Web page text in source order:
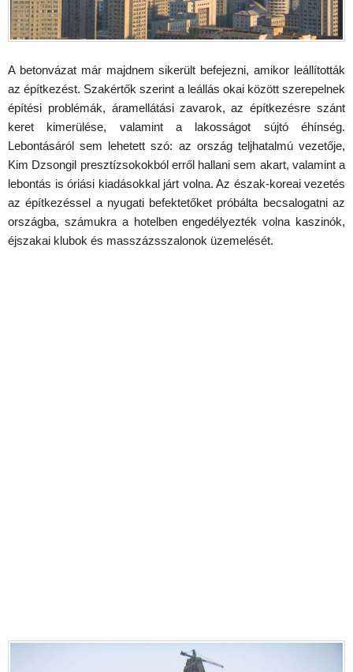
A betonvázat már majdnem sikerült befejezni, amikor leállították
az építkezést. Szakértők szerint a leállás okai között szerepelnek
építési problémák, áramellátási zavarok, az építkezésre szánt
keret kimerülése, valamint a lakosságot sújtó éhínség.
Lebontásáról sem lehetett szó: az ország teljhatalmú vezetője,
Kim Dzsongil presztízsokokból erről hallani sem akart, valamint a
lebontás is óriási kiadásokkal járt volna. Az észak-koreai vezetés
az építkezéssel a nyugati befektetőket próbálta becsalogatni az
országba, számukra a hotelben engedélyezték volna kaszinók,
éjszakai klubok és masszázsszalonok üzemelését.